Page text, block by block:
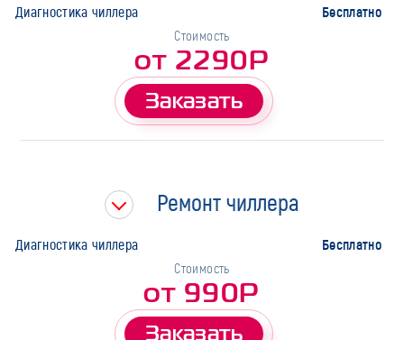
Диагностика чиллера Бесплатно
Стоимость
от 2290Р
Заказать
Ремонт чиллера
Диагностика чиллера Бесплатно
Стоимость
от 990Р
Заказать